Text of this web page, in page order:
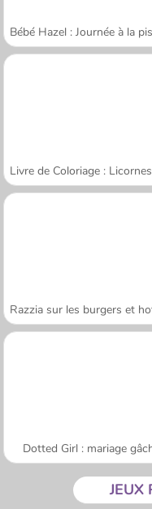
Dotted Girl : mariage
JEUX